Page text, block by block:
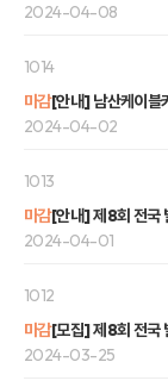
2024-04-08
1014
마감[안내] 남산케이블
2024-04-02
1013
마감[안내] 제8회 전국
2024-04-01
1012
마감
2024-03-25